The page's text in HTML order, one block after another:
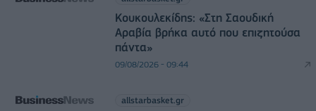
Κουκουλεκίδης: «Στη Σαουδική
Αραβία βρήκα αυτό που επιζητούσα
πάντα»
09/08/2026 - 09:44
allstarbasket.gr